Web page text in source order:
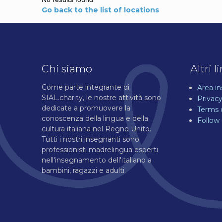
Go back to the list of locations
Chi siamo
Come parte integrante di
SIAL.charity, le nostre attività sono
dedicate a promuovere la
conoscenza della lingua e della
cultura italiana nel Regno Unito.
Tutti i nostri insegnanti sono
professionisti madrelingua esperti
nell'insegnamento dell'italiano a
bambini, ragazzi e adulti.
Altri
Area
Terms